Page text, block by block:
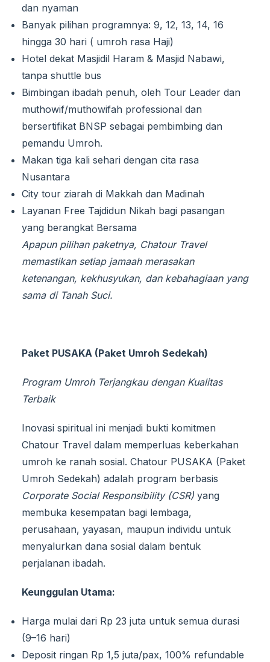
dan nyaman
Banyak pilihan programnya: 9, 12, 13, 14, 16
hingga 30 hari ( umroh rasa Haji)
Hotel dekat Masjidil Haram & Masjid Nabawi,
tanpa shuttle bus
Bimbingan ibadah penuh, oleh Tour Leader dan
muthowif/muthowifah professional dan
bersertifikat BNSP sebagai pembimbing dan
pemandu Umroh.
Makan tiga kali sehari dengan cita rasa
Nusantara
City tour ziarah di Makkah dan Madinah
Layanan Free Tajdidun Nikah bagi pasangan
yang berangkat Bersama
Apapun pilihan paketnya, Chatour Travel
memastikan setiap jamaah merasakan
ketenangan, kekhusyukan, dan kebahagiaan yang
sama di Tanah Suci.
Paket PUSAKA (Paket Umroh Sedekah)
Program Umroh Terjangkau dengan Kualitas
Terbaik
Inovasi spiritual ini menjadi bukti komitmen
Chatour Travel dalam memperluas keberkahan
umroh ke ranah sosial. Chatour PUSAKA (Paket
Umroh Sedekah) adalah program berbasis
Corporate Social Responsibility (CSR) yang
membuka kesempatan bagi lembaga,
perusahaan, yayasan, maupun individu untuk
menyalurkan dana sosial dalam bentuk
perjalanan ibadah.
Keunggulan Utama:
Harga mulai dari Rp 23 juta untuk semua durasi
(9–16 hari)
Deposit ringan Rp 1,5 juta/pax, 100% refundable